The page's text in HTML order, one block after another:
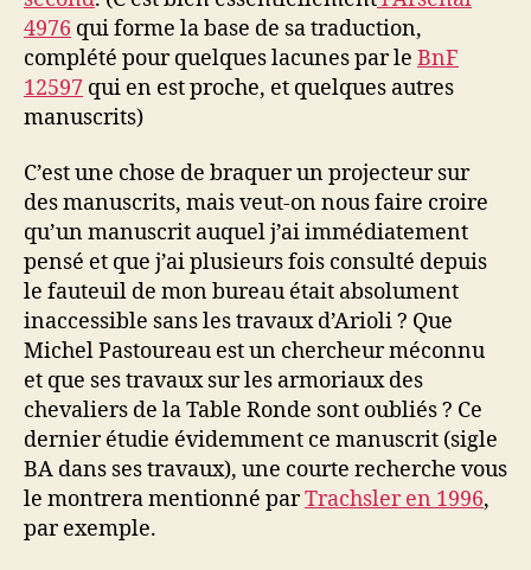
4976 qui forme la base de sa traduction,
complété pour quelques lacunes par le BnF
12597 qui en est proche, et quelques autres
manuscrits)
C’est une chose de braquer un projecteur sur
des manuscrits, mais veut-on nous faire croire
qu’un manuscrit auquel j’ai immédiatement
pensé et que j’ai plusieurs fois consulté depuis
le fauteuil de mon bureau était absolument
inaccessible sans les travaux d’Arioli ? Que
Michel Pastoureau est un chercheur méconnu
et que ses travaux sur les armoriaux des
chevaliers de la Table Ronde sont oubliés ? Ce
dernier étudie évidemment ce manuscrit (sigle
BA dans ses travaux), une courte recherche vous
le montrera mentionné parTrachsler en 1996,
par exemple.